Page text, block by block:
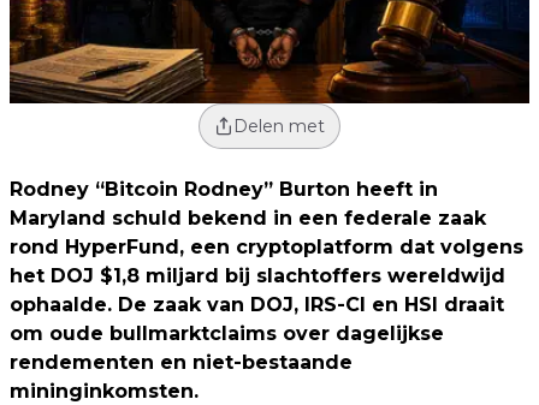
Delen met
Rodney “Bitcoin Rodney” Burton heeft in
Maryland schuld bekend in een federale zaak
rond HyperFund, een cryptoplatform dat volgens
het DOJ $1,8 miljard bij slachtoffers wereldwijd
ophaalde. De zaak van DOJ, IRS-CI en HSI draait
om oude bullmarktclaims over dagelijkse
rendementen en niet-bestaande
mininginkomsten.